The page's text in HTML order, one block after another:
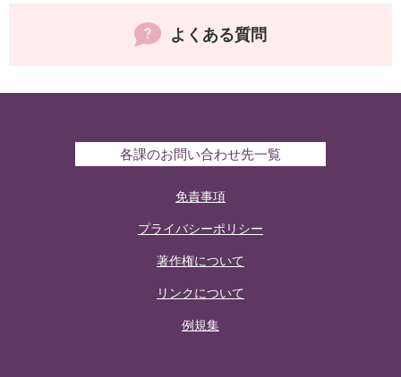
よくある質問
各課のお問い合わせ先一覧
免責事項
プライバシーポリシー
著作権について
リンクについて
例規集